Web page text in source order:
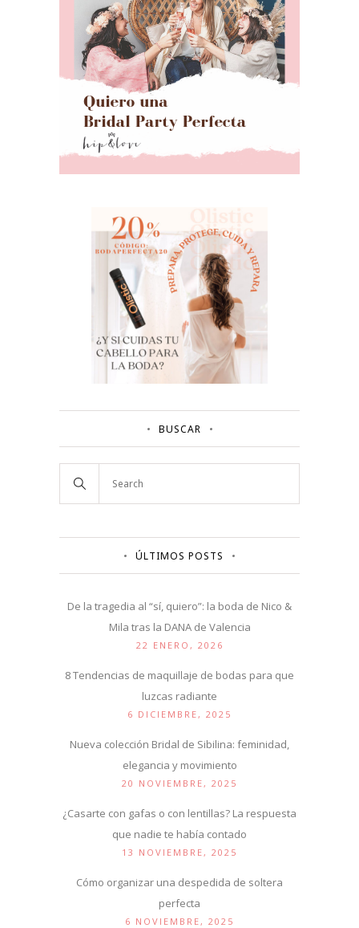
BUSCAR
ÚLTIMOS POSTS
De la tragedia al “sí, quiero”: la boda de Nico &
Mila tras la DANA de Valencia
22 ENERO, 2026
8 Tendencias de maquillaje de bodas para que
luzcas radiante
6 DICIEMBRE, 2025
Nueva colección Bridal de Sibilina: feminidad,
elegancia y movimiento
20 NOVIEMBRE, 2025
¿Casarte con gafas o con lentillas? La respuesta
que nadie te había contado
13 NOVIEMBRE, 2025
Cómo organizar una despedida de soltera
perfecta
6 NOVIEMBRE, 2025